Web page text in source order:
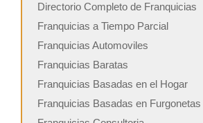
Directorio Completo de Franquicias
Franquicias a Tiempo Parcial
Franquicias Automoviles
Franquicias Baratas
Franquicias Basadas en el Hogar
Franquicias Basadas en Furgonetas